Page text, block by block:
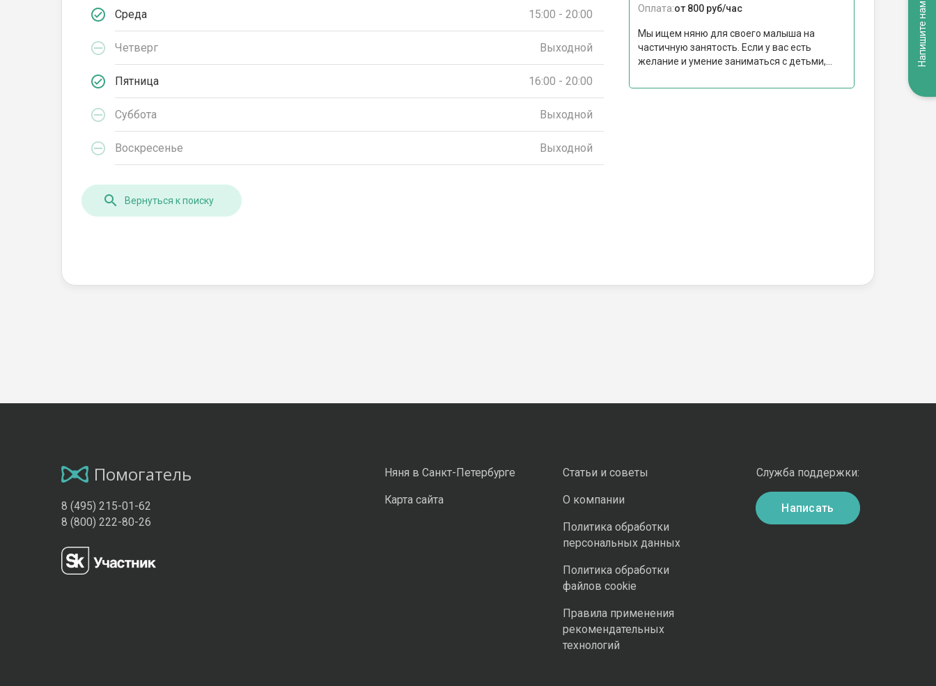
Среда 15:00 - 20:00
Четверг Выходной
Пятница 16:00 - 20:00
Суббота Выходной
Воскресенье Выходной
Оплата:от 800 руб/час
Мы ищем няню для своего малыша на
частичную занятость. Если у вас есть
желание и умение заниматься с детьми,...
Вернуться к поиску
Помогатель
8 (495) 215-01-62
8 (800) 222-80-26
Няня в Санкт-Петербурге
Карта сайта
Статьи и советы
О компании
Политика обработки
персональных данных
Политика обработки
файлов cookie
Правила применения
рекомендательных
технологий
Служба поддержки:
Написать
Напишите нам